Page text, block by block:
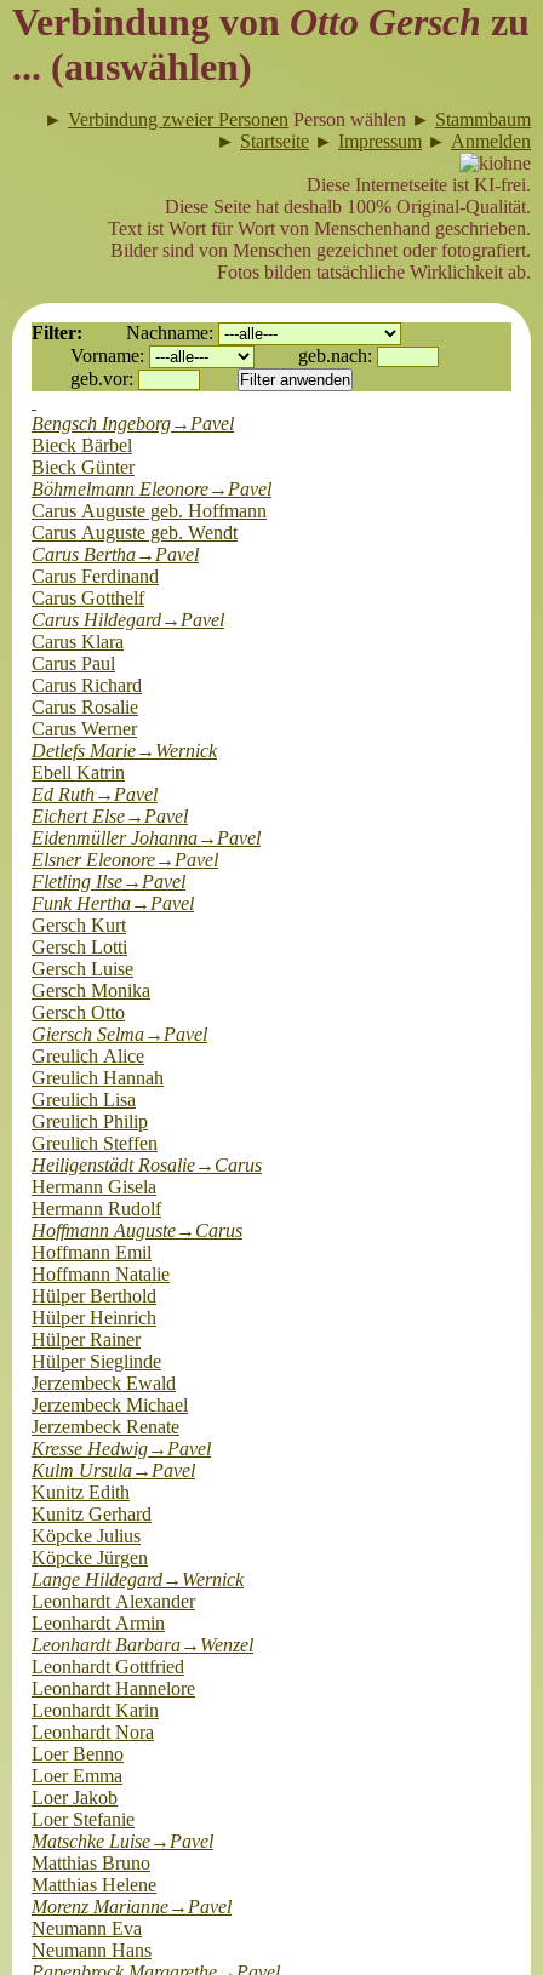
Verbindung von Otto Gersch zu
... (auswählen)
► Verbindung zweier Personen Person wählen ► Stammbaum
► Startseite ► Impressum ► Anmelden
Diese Internetseite ist KI-frei.
Diese Seite hat deshalb 100% Original-Qualität.
Text ist Wort für Wort von Menschenhand geschrieben.
Bilder sind von Menschen gezeichnet oder fotografiert.
Fotos bilden tatsächliche Wirklichkeit ab.
Filter:
Nachname:
Vorname:
geb.nach:
geb.vor:
Bengsch Ingeborg→Pavel
Bieck Bärbel
Bieck Günter
Böhmelmann Eleonore→Pavel
Carus Auguste geb. Hoffmann
Carus Auguste geb. Wendt
Carus Bertha→Pavel
Carus Ferdinand
Carus Gotthelf
Carus Hildegard→Pavel
Carus Klara
Carus Paul
Carus Richard
Carus Rosalie
Carus Werner
Detlefs Marie→Wernick
Ebell Katrin
Ed Ruth→Pavel
Eichert Else→Pavel
Eidenmüller Johanna→Pavel
Elsner Eleonore→Pavel
Fletling Ilse→Pavel
Funk Hertha→Pavel
Gersch Kurt
Gersch Lotti
Gersch Luise
Gersch Monika
Gersch Otto
Giersch Selma→Pavel
Greulich Alice
Greulich Hannah
Greulich Lisa
Greulich Philip
Greulich Steffen
Heiligenstädt Rosalie→Carus
Hermann Gisela
Hermann Rudolf
Hoffmann Auguste→Carus
Hoffmann Emil
Hoffmann Natalie
Hülper Berthold
Hülper Heinrich
Hülper Rainer
Hülper Sieglinde
Jerzembeck Ewald
Jerzembeck Michael
Jerzembeck Renate
Kresse Hedwig→Pavel
Kulm Ursula→Pavel
Kunitz Edith
Kunitz Gerhard
Köpcke Julius
Köpcke Jürgen
Lange Hildegard→Wernick
Leonhardt Alexander
Leonhardt Armin
Leonhardt Barbara→Wenzel
Leonhardt Gottfried
Leonhardt Hannelore
Leonhardt Karin
Leonhardt Nora
Loer Benno
Loer Emma
Loer Jakob
Loer Stefanie
Matschke Luise→Pavel
Matthias Bruno
Matthias Helene
Morenz Marianne→Pavel
Neumann Eva
Neumann Hans